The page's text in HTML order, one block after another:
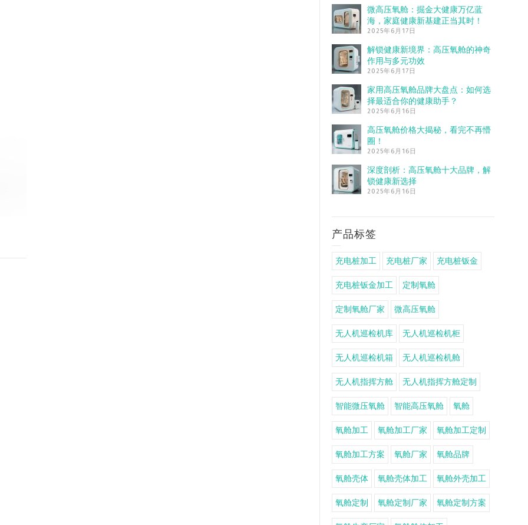
微高压氧舱：掘金大健康万亿蓝
海，家庭健康新基建正当其时！
2025年6月17日
解锁健康新境界：高压氧舱的神奇
作用与多元功效
2025年6月17日
家用高压氧舱品牌大盘点：如何选
择最适合你的健康助手？
2025年6月16日
高压氧舱价格大揭秘，看完不再懵
圈！
2025年6月16日
深度剖析：高压氧舱十大品牌，解
锁健康新选择
2025年6月16日
产品标签
充电桩加工 充电桩厂家 充电桩钣金
充电桩钣金加工 定制氧舱
定制氧舱厂家 微高压氧舱
无人机巡检机库 无人机巡检机柜
无人机巡检机箱 无人机巡检机舱
无人机指挥方舱 无人机指挥方舱定制
智能微压氧舱 智能高压氧舱 氧舱
氧舱加工 氧舱加工厂家 氧舱加工定制
氧舱加工方案 氧舱厂家 氧舱品牌
氧舱壳体 氧舱壳体加工 氧舱外壳加工
氧舱定制 氧舱定制厂家 氧舱定制方案